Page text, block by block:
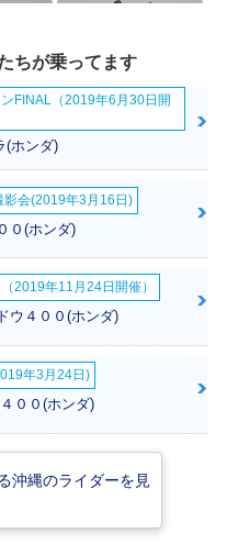
チェ
2021年 CrossCub
チェ
2019年 CrossCub
110・カラーチェン
ジ
ちが乗ってます
FINAL（2019年6月30日開
(ホンダ)
影会(2019年3月16日)
０(ホンダ)
2019年11月24日開催）
ウ４００(ホンダ)
年3月24日)
００(ホンダ)
沖縄のライダーを見